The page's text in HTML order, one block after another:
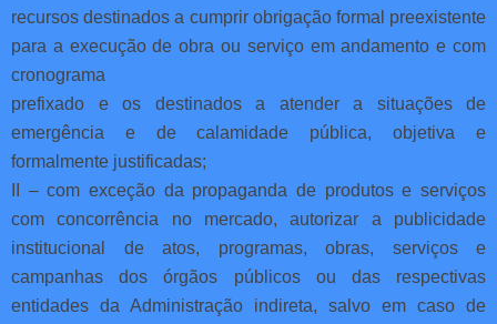
recursos destinados a cumprir obrigação formal preexistente
para a execução de obra ou serviço em andamento e com
cronograma
prefixado e os destinados a atender a situações de
emergência e de calamidade pública, objetiva e
formalmente justificadas;
II – com exceção da propaganda de produtos e serviços
com concorrência no mercado, autorizar a publicidade
institucional de atos, programas, obras, serviços e
campanhas dos órgãos públicos ou das respectivas
entidades da Administração indireta, salvo em caso de